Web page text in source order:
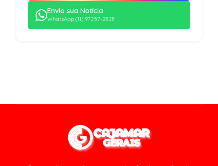
Envie sua Notícia
WhatsApp (11) 97257-2828